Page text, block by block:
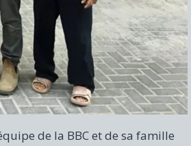
de la BBC et de sa famille